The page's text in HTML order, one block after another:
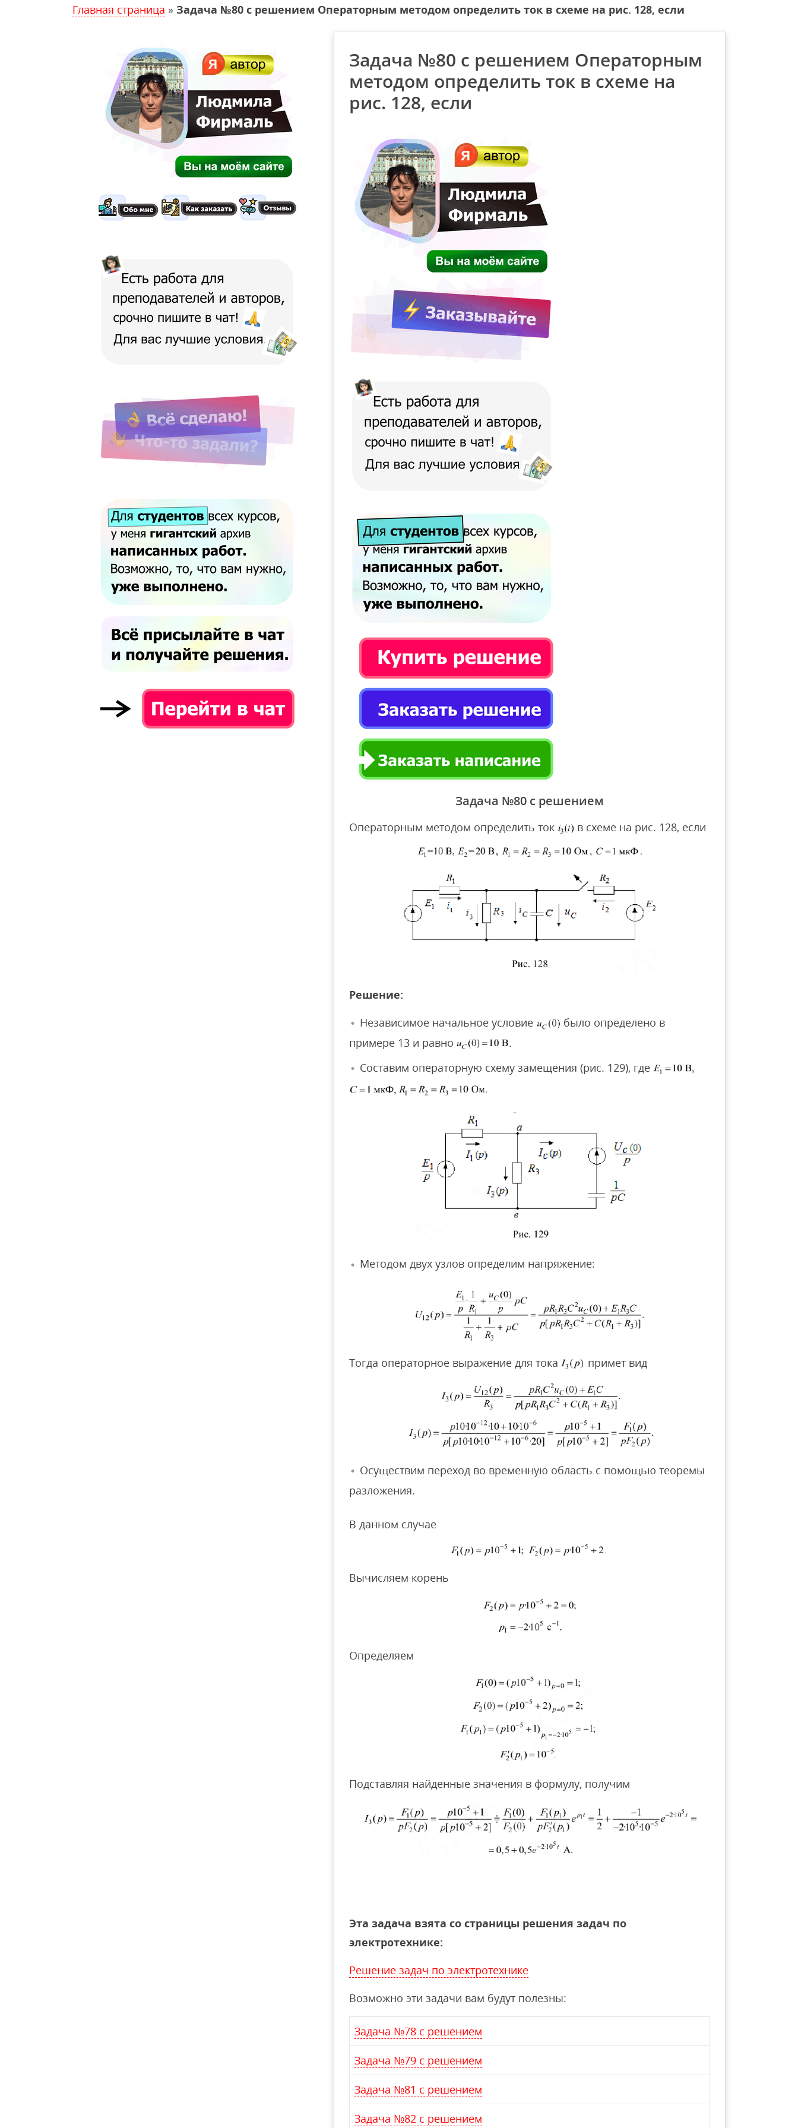
Главная страница » Задача №80 с решением Операторным методом определить ток в схеме на рис. 128, если
Задача №80 с решением Операторным
методом определить ток в схеме на
рис. 128, если
Задача №80 с решением
Операторным методом определить ток в схеме на рис. 128, если
Решение:
Независимое начальное условие
было определено в
примере 13 и равно
.
Составим операторную схему замещения (рис. 129), где
Методом двух узлов определим напряжение:
Тогда операторное выражение для тока примет вид
Осуществим переход во временную область с помощью теоремы
разложения.
В данном случае
Вычисляем корень
Определяем
Подставляя найденные значения в формулу, получим
Эта задача взята со страницы решения задач по
электротехнике:
Решение задач по электротехнике
Возможно эти задачи вам будут полезны:
Задача №78 с решением
Задача №79 с решением
Задача №81 с решением
Задача №82 с решением